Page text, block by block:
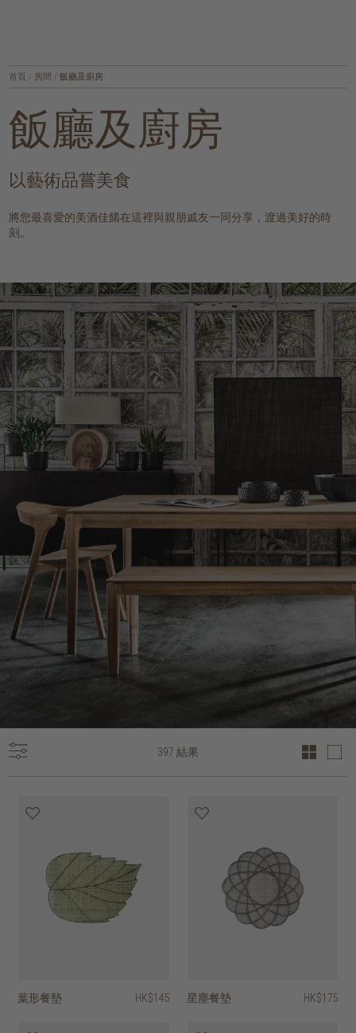
首頁 / 房間/ 飯廳及廚房
飯廳及廚房
以藝術品嘗美食
將您最喜愛的美酒佳餚在這裡與親朋戚友一同分享，渡過美好的時
刻。
397 結果
葉形餐墊 HK$145 星塵餐墊 HK$175